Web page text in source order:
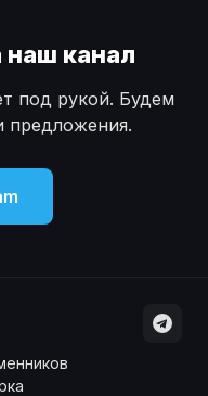
канал
под рукой. Будем